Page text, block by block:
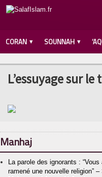
CORAN SOUNNAH
L’essuyage sur
Manhaj
La parole des ignorants : “Vous
ramené une nouvelle religion” –